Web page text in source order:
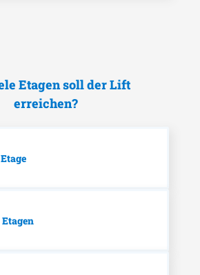
Etagen soll der Lift
erreichen?
Etage
Etagen